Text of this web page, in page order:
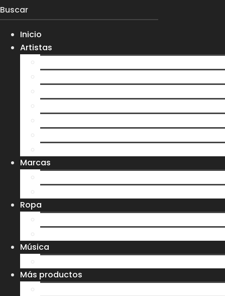
Inicio
Artistas
Marcas
Ropa
Música
Más productos